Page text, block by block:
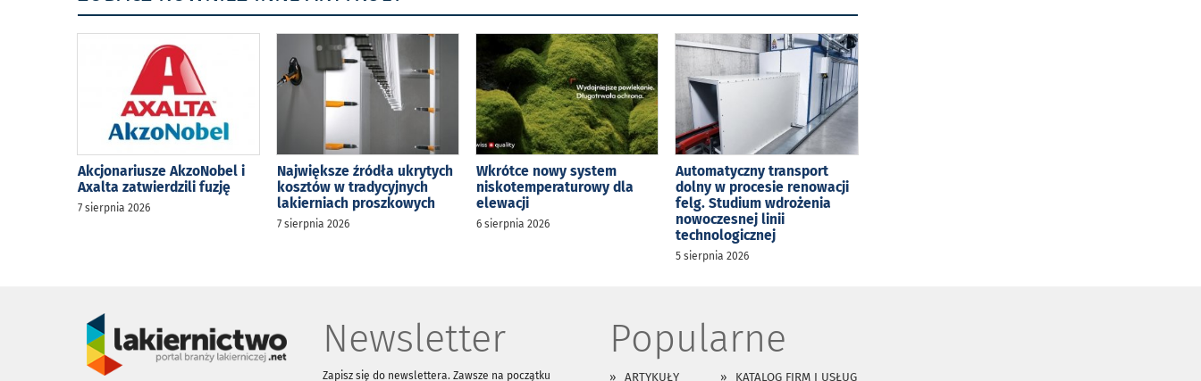
Akcjonariusze AkzoNobel i
Axalta zatwierdzili fuzję
7 sierpnia 2026
Największe źródła ukrytych
kosztów w tradycyjnych
lakierniach proszkowych
7 sierpnia 2026
Wkrótce nowy system
niskotemperaturowy dla
elewacji
6 sierpnia 2026
Automatyczny transport
dolny w procesie renowacji
felg. Studium wdrożenia
nowoczesnej linii
technologicznej
5 sierpnia 2026
Newsletter
Zapisz się do newslettera. Zawsze na początku
Popularne
ARTYKUŁY KATALOG FIRM I USŁUG